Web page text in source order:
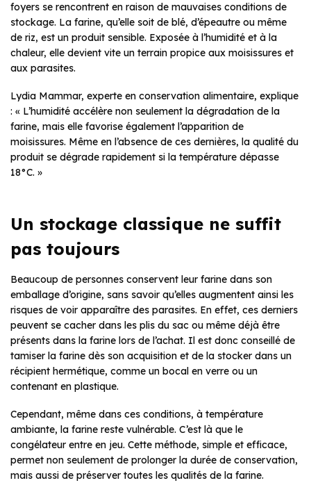
foyers se rencontrent en raison de mauvaises conditions de
stockage. La farine, qu’elle soit de blé, d’épeautre ou même
de riz, est un produit sensible. Exposée à l’humidité et à la
chaleur, elle devient vite un terrain propice aux moisissures et
aux parasites.
Lydia Mammar, experte en conservation alimentaire, explique
: « L’humidité accélère non seulement la dégradation de la
farine, mais elle favorise également l’apparition de
moisissures. Même en l’absence de ces dernières, la qualité du
produit se dégrade rapidement si la température dépasse
18°C. »
Un stockage classique ne suffit
pas toujours
Beaucoup de personnes conservent leur farine dans son
emballage d’origine, sans savoir qu’elles augmentent ainsi les
risques de voir apparaître des parasites. En effet, ces derniers
peuvent se cacher dans les plis du sac ou même déjà être
présents dans la farine lors de l’achat. Il est donc conseillé de
tamiser la farine dès son acquisition et de la stocker dans un
récipient hermétique, comme un bocal en verre ou un
contenant en plastique.
Cependant, même dans ces conditions, à température
ambiante, la farine reste vulnérable. C’est là que le
congélateur entre en jeu. Cette méthode, simple et efficace,
permet non seulement de prolonger la durée de conservation,
mais aussi de préserver toutes les qualités de la farine.